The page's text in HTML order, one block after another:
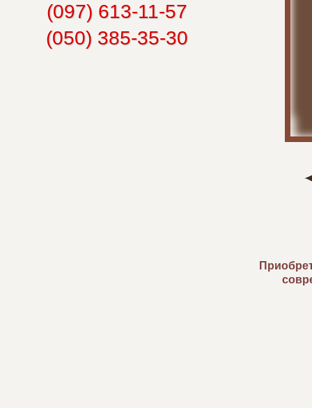
(097) 613-11-57
(050) 385-35-30